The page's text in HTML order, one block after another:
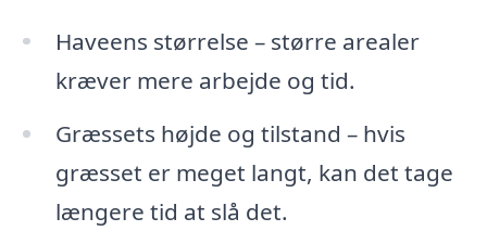
Haveens størrelse – større arealer
kræver mere arbejde og tid.
Græssets højde og tilstand – hvis
græsset er meget langt, kan det tage
længere tid at slå det.